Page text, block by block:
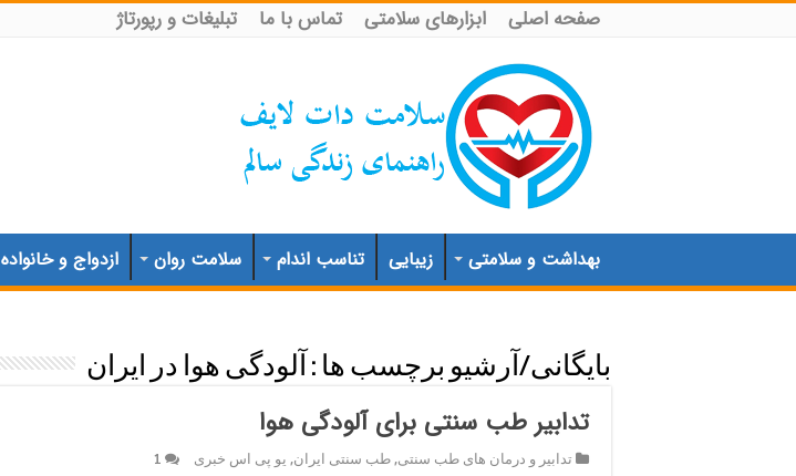
صفحه اصلی ابزارهای سلامتی تماس با ما تبلیغات و رپورتاژ
بهداشت و سلامتی زیبایی تناسب اندام سلامت روان ازدواج و خانواده
بایگانی/آرشیو برچسب ها : آلودگی هوا در ایران
تدابیر طب سنتی برای آلودگی هوا
تدابیر و درمان های طب سنتی,طب سنتی ایران, یو پی اس خبری 1